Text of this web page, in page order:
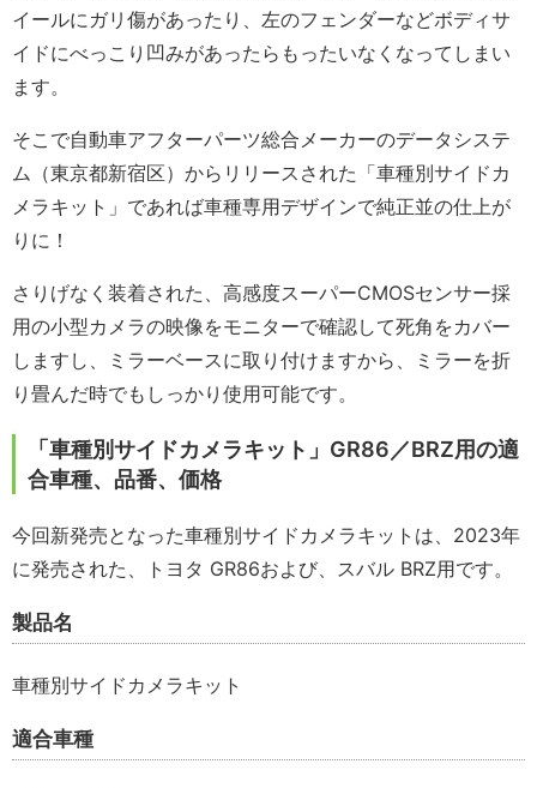
イールにガリ傷があったり、左のフェンダーなどボディサ
イドにべっこり凹みがあったらもったいなくなってしまい
ます。
そこで自動車アフターパーツ総合メーカーのデータシステ
ム（東京都新宿区）からリリースされた「車種別サイドカ
メラキット」であれば車種専用デザインで純正並の仕上が
りに！
さりげなく装着された、高感度スーパーCMOSセンサー採
用の小型カメラの映像をモニターで確認して死角をカバー
しますし、ミラーベースに取り付けますから、ミラーを折
り畳んだ時でもしっかり使用可能です。
「車種別サイドカメラキット」GR86／BRZ用の適
合車種、品番、価格
今回新発売となった車種別サイドカメラキットは、2023年
に発売された、トヨタ GR86および、スバル BRZ用です。
製品名
車種別サイドカメラキット
適合車種